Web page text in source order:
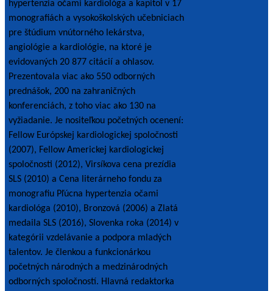
hypertenzia očami kardiológa a kapitol v 17
monografiách a vysokoškolských učebniciach
pre štúdium vnútorného lekárstva,
angiológie a kardiológie, na ktoré je
evidovaných 20 877 citácií a ohlasov.
Prezentovala viac ako 550 odborných
prednášok, 200 na zahraničných
konferenciách, z toho viac ako 130 na
vyžiadanie. Je nositeľkou početných ocenení:
Fellow Európskej kardiologickej spoločnosti
(2007), Fellow Americkej kardiologickej
spoločnosti (2012), Virsíkova cena prezídia
SLS (2010) a Cena literárneho fondu za
monografiu Pľúcna hypertenzia očami
kardiológa (2010), Bronzová (2006) a Zlatá
medaila SLS (2016), Slovenka roka (2014) v
kategórii vzdelávanie a podpora mladých
talentov. Je členkou a funkcionárkou
početných národných a medzinárodných
odborných spoločností. Hlavná redaktorka